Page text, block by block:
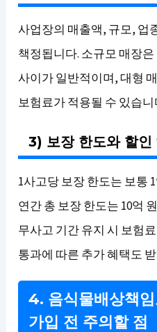
사업장의 매출액, 규모, 업
책정됩니다. 소규모 매장은
사이가 일반적이며, 대형
보험료가 적용될 수 있습니
3) 보장 한도와 할인
1사고당 보장 한도는 보통
연간 총 보장 한도는 10억
무사고 기간 유지 시 보험
통과에 따른 추가 혜택도
4. 음식물배상책
가입 전 주의할 점